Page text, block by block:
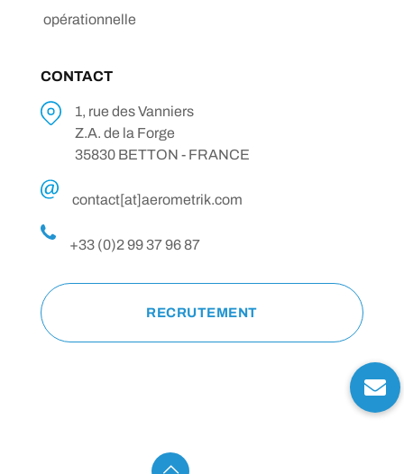
opérationnelle
CONTACT
1, rue des Vanniers
Z.A. de la Forge
35830 BETTON - FRANCE
contact[at]aerometrik.com
+33 (0)2 99 37 96 87
RECRUTEMENT